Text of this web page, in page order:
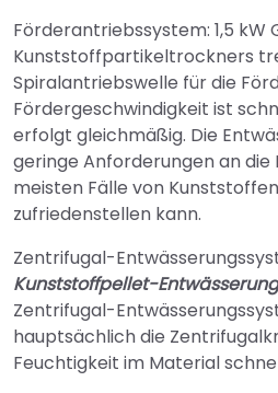
Förderantriebssystem: 1,5
Kunststoffpartikeltrockners
Spiralantriebswelle für die
Fördergeschwindigkeit ist
erfolgt gleichmäßig. Die
geringe Anforderungen an die
meisten Fälle von
zufriedenstellen kann.
Zentrifugal-
Kunststoffpellet-
Zentrifugal-
hauptsächlich die
Feuchtigkeit im Material